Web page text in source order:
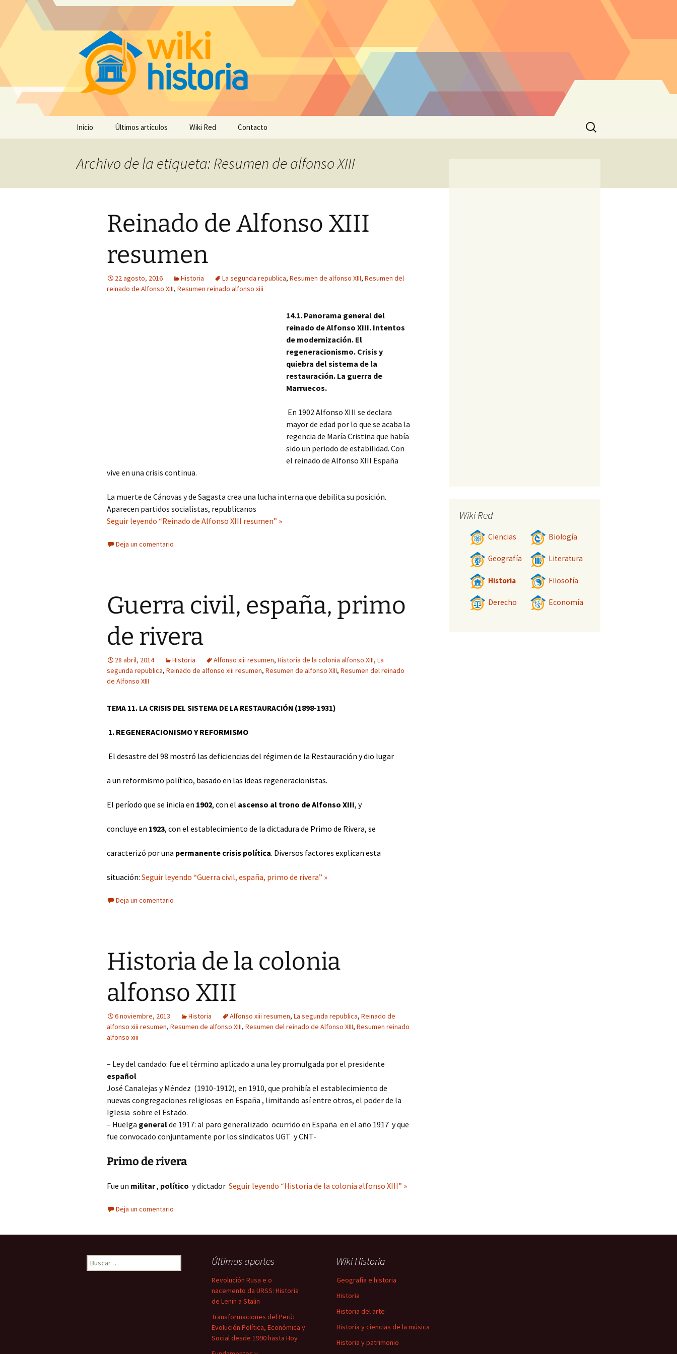
Inicio Últimos artículos Wiki Red Contacto
Buscar:
Archivo de la etiqueta: Resumen de alfonso XIII
Reinado de Alfonso XIII
resumen
22 agosto, 2016 Historia La segunda republica, Resumen de alfonso XIII, Resumen del
reinado de Alfonso XIII, Resumen reinado alfonso xiii
14.1. Panorama general del
reinado de Alfonso XIII. Intentos
de modernización. El
regeneracionismo. Crisis y
quiebra del sistema de la
restauración. La guerra de
Marruecos.
En 1902 Alfonso XIII se declara
mayor de edad por lo que se acaba la
regencia de María Cristina que había
sido un periodo de estabilidad. Con
el reinado de Alfonso XIII España
vive en una crisis continua.
La muerte de Cánovas y de Sagasta crea una lucha interna que debilita su posición.
Aparecen partidos socialistas, republicanos
Seguir leyendo “Reinado de Alfonso XIII resumen” »
Deja un comentario
Guerra civil, españa, primo
de rivera
28 abril, 2014 Historia Alfonso xiii resumen, Historia de la colonia alfonso XIII, La
segunda republica, Reinado de alfonso xiii resumen, Resumen de alfonso XIII, Resumen del reinado
de Alfonso XIII
TEMA 11. LA CRISIS DEL SISTEMA DE LA RESTAURACIÓN (1898-1931)
1. REGENERACIONISMO Y REFORMISMO
El desastre del 98 mostró las deficiencias del régimen de la Restauración y dio lugar
a un reformismo político, basado en las ideas regeneracionistas.
El período que se inicia en 1902, con el ascenso al trono de Alfonso XIII, y
concluye en 1923, con el establecimiento de la dictadura de Primo de Rivera, se
caracterizó por una permanente crisis política. Diversos factores explican esta
situación: Seguir leyendo “Guerra civil, españa, primo de rivera” »
Deja un comentario
Historia de la colonia
alfonso XIII
6 noviembre, 2013 Historia Alfonso xiii resumen, La segunda republica, Reinado de
alfonso xiii resumen, Resumen de alfonso XIII, Resumen del reinado de Alfonso XIII, Resumen reinado
alfonso xiii
– Ley del candado: fue el término aplicado a una ley promulgada por el presidente
español
José Canalejas y Méndez (1910-1912), en 1910, que prohibía el establecimiento de
nuevas congregaciones religiosas en España , limitando así entre otros, el poder de la
Iglesia sobre el Estado.
– Huelga generalde 1917: al paro generalizado ocurrido en España en el año 1917 y que
fue convocado conjuntamente por los sindicatos UGT y CNT-
Primo de rivera
Fue un militar, político y dictador Seguir leyendo “Historia de la colonia alfonso XIII” »
Deja un comentario
Wiki Red
Ciencias Biología
Geografía Literatura
Historia Filosofía
Derecho Economía
Buscar: Últimos aportes
Revolución Rusa e o
nacemento da URSS: Historia
de Lenin a Stalin
Transformaciones del Perú:
Evolución Política, Económica y
Social desde 1990 hasta Hoy
Wiki Historia
Geografía e historia
Historia
Historia del arte
Historia y ciencias de la música
Historia y patrimonio